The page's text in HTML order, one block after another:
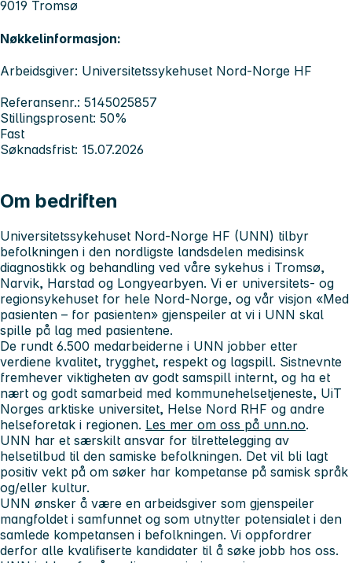
9019 Tromsø
Nøkkelinformasjon:
Arbeidsgiver: Universitetssykehuset Nord-Norge HF
Referansenr.: 5145025857
Stillingsprosent: 50%
Fast
Søknadsfrist: 15.07.2026
Om bedriften
Universitetssykehuset Nord-Norge HF (UNN) tilbyr
befolkningen i den nordligste landsdelen medisinsk
diagnostikk og behandling ved våre sykehus i Tromsø,
Narvik, Harstad og Longyearbyen. Vi er universitets- og
regionsykehuset for hele Nord-Norge, og vår visjon «Med
pasienten – for pasienten» gjenspeiler at vi i UNN skal
spille på lag med pasientene.
De rundt 6.500 medarbeiderne i UNN jobber etter
verdiene kvalitet, trygghet, respekt og lagspill. Sistnevnte
fremhever viktigheten av godt samspill internt, og ha et
nært og godt samarbeid med kommunehelsetjeneste, UiT
Norges arktiske universitet, Helse Nord RHF og andre
helseforetak i regionen. Les mer om oss på unn.no.
UNN har et særskilt ansvar for tilrettelegging av
helsetilbud til den samiske befolkningen. Det vil bli lagt
positiv vekt på om søker har kompetanse på samisk språk
og/eller kultur.
UNN ønsker å være en arbeidsgiver som gjenspeiler
mangfoldet i samfunnet og som utnytter potensialet i den
samlede kompetansen i befolkningen. Vi oppfordrer
derfor alle kvalifiserte kandidater til å søke jobb hos oss.